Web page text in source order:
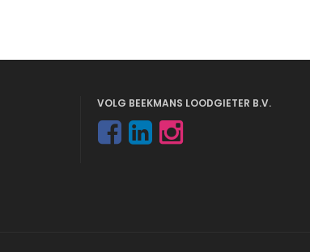
VOLG BEEKMANS LOODGIETER B.V.